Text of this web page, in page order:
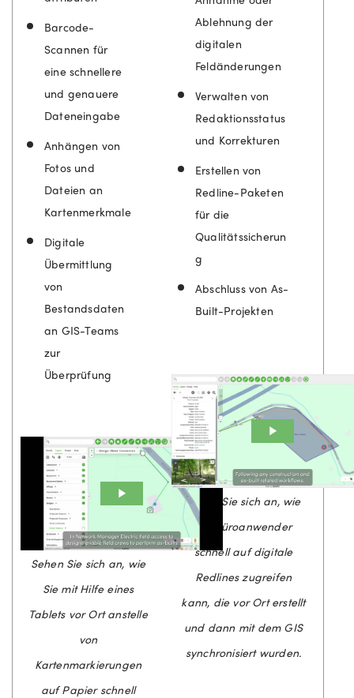
Barcode-
Scannen für
eine schnellere
und genauere
Dateneingabe
Anhängen von
Fotos und
Dateien an
Kartenmerkmale
Digitale
Übermittlung
von
Bestandsdaten
an GIS-Teams
zur
Überprüfung
Sehen Sie sich an, wie
Sie mit Hilfe eines
Tablets vor Ort anstelle
von
Kartenmarkierungen
auf Papier schnell
Ablehnung der
digitalen
Feldänderungen
Verwalten von
Redaktionsstatus
und Korrekturen
Erstellen von
Redline-Paketen
für die
Qualitätssicherun
g
Abschluss von As-
Built-Projekten
Sehen Sie sich an, wie
ein Büroanwender
schnell auf digitale
Redlines zugreifen
kann, die vor Ort erstellt
und dann mit dem GIS
synchronisiert wurden.